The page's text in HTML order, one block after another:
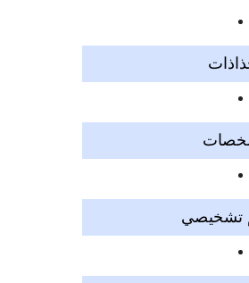
تشخيصي